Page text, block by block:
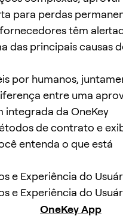
para perdas
têm
das principais causas
por humanos,
entre uma
integrada da OneKey
de contrato e
entenda o que está
e Experiência do
e Experiência do
OneKey App